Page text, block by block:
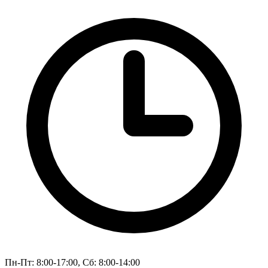
Пн-Пт: 8:00-17:00, Сб: 8:00-14:00